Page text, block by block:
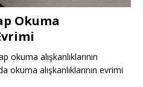
Okuma
alışkanlıklarının
alışkanlıklarının evrimi